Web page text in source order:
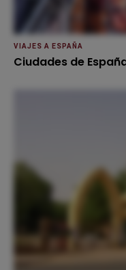
VIAJES A ESPAÑA
Ciudades de